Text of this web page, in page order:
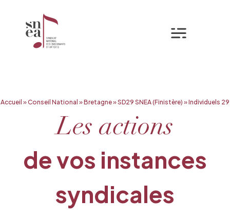
Aller
Accueil »Conseil National »Bretagne»SD29 SNEA (Finistère) »Individuels 29
Les actions
de vos instances
syndicales